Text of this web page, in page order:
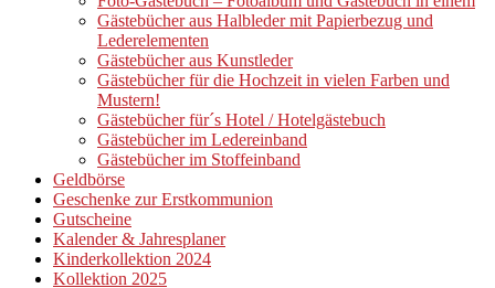
Gästebücher aus Halbleder mit Papierbezug und
Lederelementen
Gästebücher aus Kunstleder
Gästebücher für die Hochzeit in vielen Farben und
Mustern!
Gästebücher für´s Hotel / Hotelgästebuch
Gästebücher im Ledereinband
Gästebücher im Stoffeinband
Geldbörse
Geschenke zur Erstkommunion
Gutscheine
Kalender & Jahresplaner
Kinderkollektion 2024
Kollektion 2025